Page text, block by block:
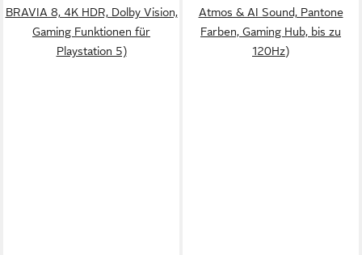
BRAVIA 8, 4K HDR, Dolby Vision,
Gaming Funktionen für
Playstation 5)
Atmos & AI Sound, Pantone
Farben, Gaming Hub, bis zu
120Hz)